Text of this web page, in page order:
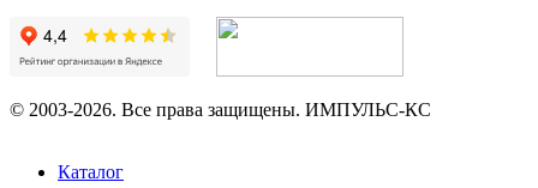
© 2003-2026. Все права защищены. ИМПУЛЬС-КС
Каталог